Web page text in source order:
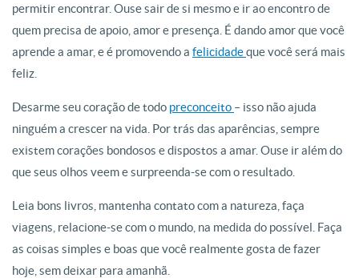
permitir encontrar. Ouse sair de si mesmo e ir ao encontro de
quem precisa de apoio, amor e presença. É dando amor que você
aprende a amar, e é promovendo a felicidadeque você será mais
feliz.
Desarme seu coração de todo preconceito – isso não ajuda
ninguém a crescer na vida. Por trás das aparências, sempre
existem corações bondosos e dispostos a amar. Ouse ir além do
que seus olhos veem e surpreenda-se com o resultado.
Leia bons livros, mantenha contato com a natureza, faça
viagens, relacione-se com o mundo, na medida do possível. Faça
as coisas simples e boas que você realmente gosta de fazer
hoje, sem deixar para amanhã.